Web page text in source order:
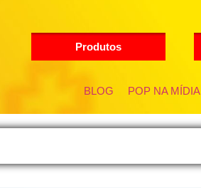
Produtos
BLOG POP NA MÍDIA